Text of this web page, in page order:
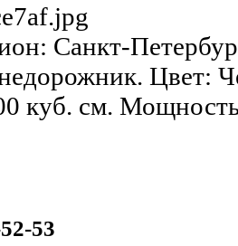
Санкт-
Цвет:
куб. см.
53